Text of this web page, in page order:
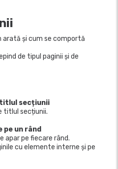
arată și cum se comportă
de tipul paginii și de
secțiunii
titlul secțiunii.
pe un rând
apar pe fiecare rând.
cu elemente interne și pe